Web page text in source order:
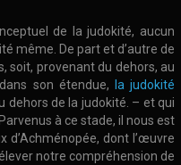
de la judokité, aucun
même. De part et d’autre de
soit, provenant du dehors, au
son étendue,
la judokité
dehors de la judokité. – et qui
. Parvenus à ce stade, il nous est
d’Achménopée, dont l’œuvre
notre compréhension de